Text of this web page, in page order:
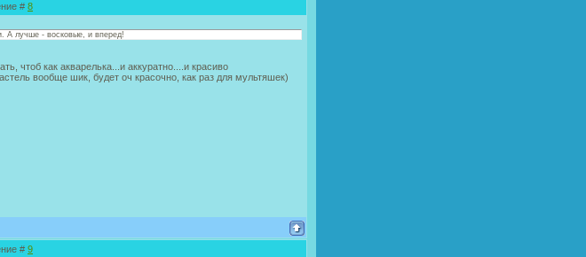
# 8
А лучше - восковые, и вперед!
чтоб как акварелька...и аккуратно....и красиво
вообще шик, будет оч красочно, как раз для мультяшек)
# 9